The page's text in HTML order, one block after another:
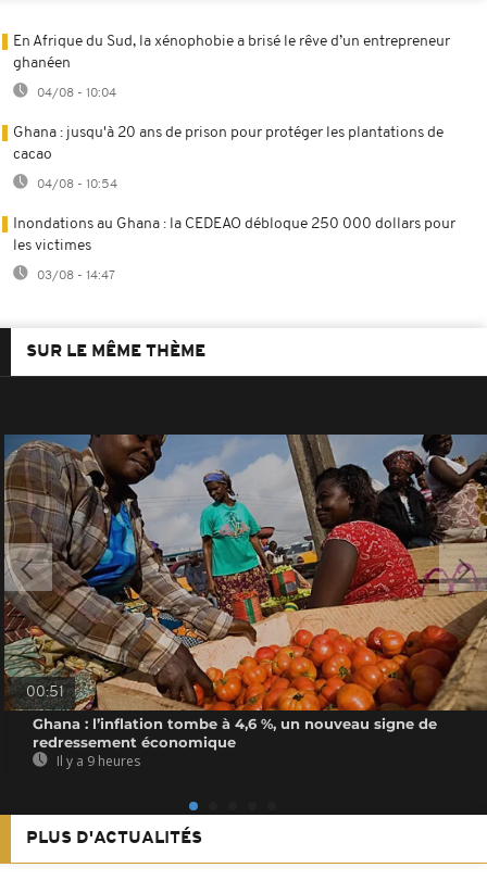
En Afrique du Sud, la xénophobie a brisé le rêve d’un entrepreneur
ghanéen
04/08 - 10:04
Ghana : jusqu'à 20 ans de prison pour protéger les plantations de
cacao
04/08 - 10:54
Inondations au Ghana : la CEDEAO débloque 250 000 dollars pour
les victimes
03/08 - 14:47
SUR LE MÊME THÈME
00:51
Ghana : l’inflation tombe à 4,6 %, un nouveau signe de
redressement économique
Il y a 9 heures
PLUS D'ACTUALITÉS